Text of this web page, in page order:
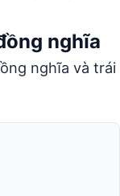
nghĩa
nghĩa và trái